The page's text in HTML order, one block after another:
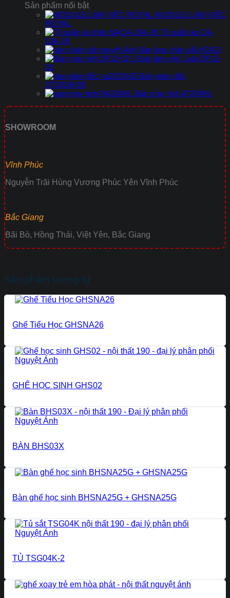
Sản phẩm nổi bật
MODULE LÀM VIỆC
ROYAL
Tủ quần áo CA-
10A-2K
Bàn họp chân sắt H2412
Bàn làm việc Lufa DF12-
02
Bàn giám đốc
DT2010H35
Bàn máy tính AT204HL
SHOWROOM
Vĩnh Phúc
Nguyễn Trãi Hùng Vương Phúc Yên Vĩnh Phúc
Bắc Giang
Bãi Bò, Hồng Thái, Việt Yên, Bắc Giang
Sản phẩm tương tự
Ghế Tiểu Học GHSNA26
GHẾ HỌC SINH GHS02
BÀN BHS03X
Bàn ghế học sinh BHSNA25G + GHSNA25G
TỦ TSG04K-2